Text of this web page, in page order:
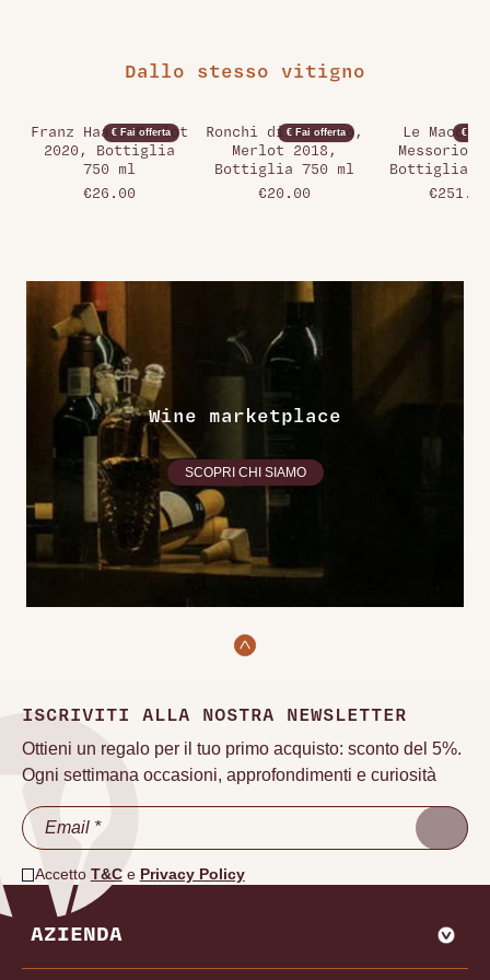
Dallo stesso vitigno
€ Fai offerta
Franz Haas, Merlot
2020, Bottiglia
750 ml
€26.00
€ Fai offerta
Ronchi di Manzano,
Merlot 2018,
Bottiglia 750 ml
€20.00
€ Fai
Le
Messorio
Bottiglia
€251.00
Wine marketplace
SCOPRI CHI SIAMO
ISCRIVITI ALLA NOSTRA NEWSLETTER
Ottieni un regalo per il tuo primo acquisto: sconto del 5%.
Ogni settimana occasioni, approfondimenti e curiosità
Accetto T&Ce Privacy Policy
AZIENDA
CHI SIAMO